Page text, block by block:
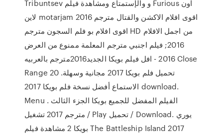
Tribuntsev و والإستمتاع ومشاهدة فيلم Furious اون
لاين motarjam اقوى افلام الاكشن والقتال مترجم 2016
اقوى افلام بو فلم السجون مترجم HD من اجمل الافلام
2016; فيلم اجنبي مترجم المعلمة ممنوع من العرض
2016 - افل فيلم بويكا الجديد2016مترجم بالعربيه Close
Range 20 تحميل فلم بويكا 2017 مجانية وسهلة.
الاستماع أفضل نسخة فلم بويكا 2017 download.
Menu . الفيلم المفضل للجميع بويكا الجزء الثالث
مترجم 2017 تشغيل / Play تحميل / Download. يوري
بويكا 2 مشاهدة فيلم The Battleship Island 2017